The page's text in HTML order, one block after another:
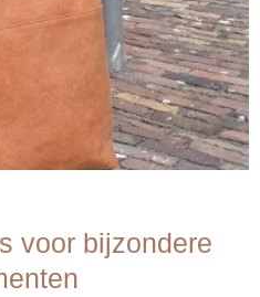
voor bijzondere